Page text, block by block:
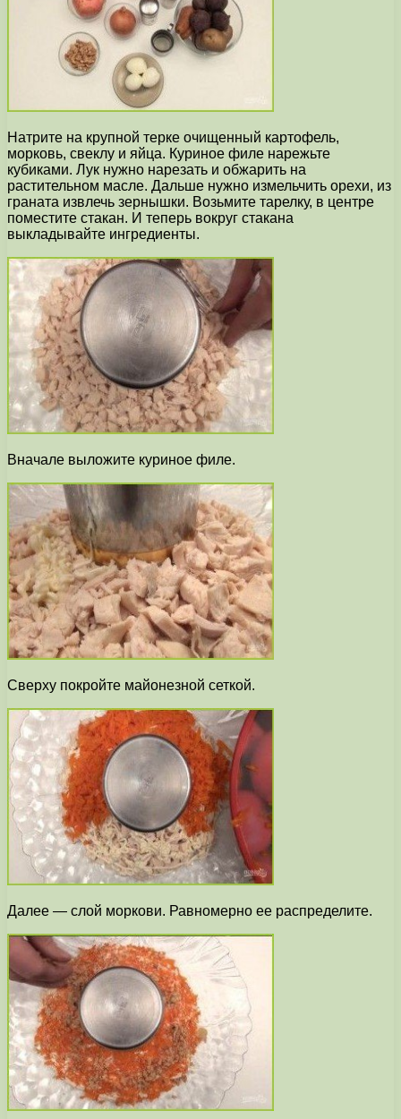
Натрите на крупной терке очищенный картофель,
морковь, свеклу и яйца. Куриное филе нарежьте
кубиками. Лук нужно нарезать и обжарить на
растительном масле. Дальше нужно измельчить орехи, из
граната извлечь зернышки. Возьмите тарелку, в центре
поместите стакан. И теперь вокруг стакана
выкладывайте ингредиенты.
Вначале выложите куриное филе.
Сверху покройте майонезной сеткой.
Далее — слой моркови. Равномерно ее распределите.